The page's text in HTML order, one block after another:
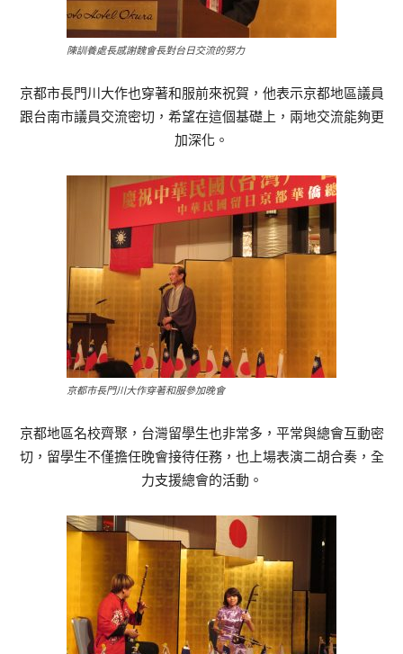
陳訓養處長感謝魏會長對台日交流的努力
京都市長門川大作也穿著和服前來祝賀，他表示京都地區議員
跟台南市議員交流密切，希望在這個基礎上，兩地交流能夠更
加深化。
京都市長門川大作穿著和服參加晚會
京都地區名校齊聚，台灣留學生也非常多，平常與總會互動密
切，留學生不僅擔任晚會接待任務，也上場表演二胡合奏，全
力支援總會的活動。